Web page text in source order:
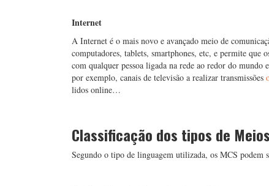
Internet
A Internet é o mais novo e avançado meio de
computadores, tablets, smartphones, etc, e permite que
com qualquer pessoa ligada na rede ao redor do
por exemplo, canais de televisão a realizar transmissões
lidos online…
Classificação dos tipos de
Segundo o tipo de linguagem utilizada, os MCS podem